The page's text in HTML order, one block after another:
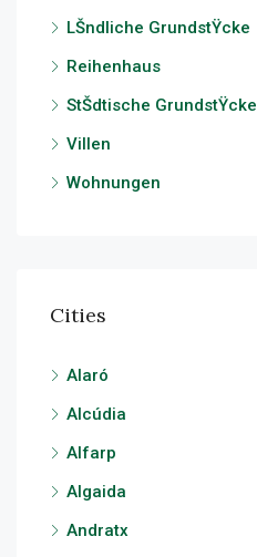
LŠndliche GrundstŸcke
Reihenhaus
StŠdtische GrundstŸcke
Villen
Wohnungen
Cities
Alaró
Alcúdia
Alfarp
Algaida
Andratx